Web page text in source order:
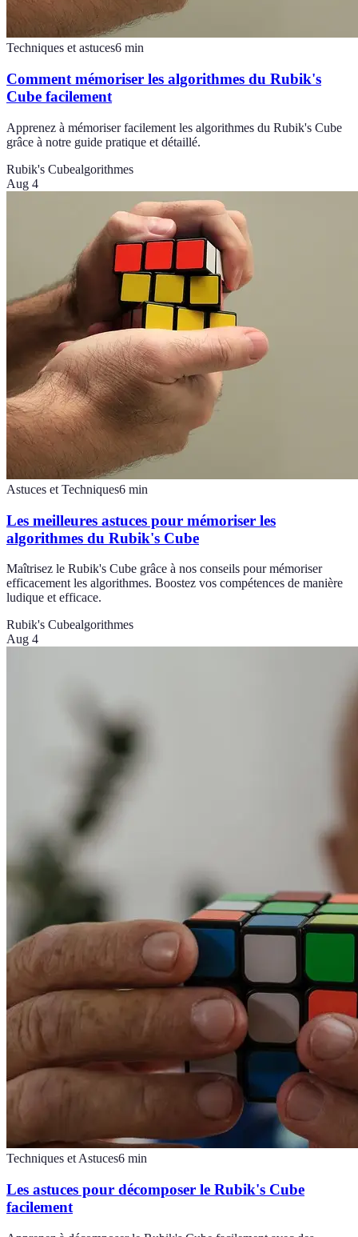
Techniques et astuces6 min
Comment mémoriser les algorithmes du Rubik's
Cube facilement
Apprenez à mémoriser facilement les algorithmes du Rubik's Cube
grâce à notre guide pratique et détaillé.
Rubik's Cubealgorithmes
Aug 4
Astuces et Techniques6 min
Les meilleures astuces pour mémoriser les
algorithmes du Rubik's Cube
Maîtrisez le Rubik's Cube grâce à nos conseils pour mémoriser
efficacement les algorithmes. Boostez vos compétences de manière
ludique et efficace.
Rubik's Cubealgorithmes
Aug 4
Techniques et Astuces6 min
Les astuces pour décomposer le Rubik's Cube
facilement